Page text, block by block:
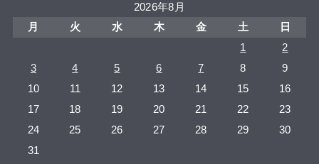
2026年8月
月
火 水 木 金 土
日
1
2
3
4 5 6 7 8
9
10
11 12 13 14 15
16
17
18 19 20 21 22
23
24
25 26 27 28 29
30
31